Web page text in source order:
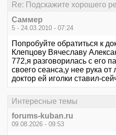
Re: Подскажите хорошего
Саммер
5 - 24.03.2010 - 07:24
Попробуйте обратиться к
Клепцову Вячеславу
772,я разговорилась с его
своего сеанса,у нее рука от
доктор ей иголки ставил-
Интересные темы
forums-kuban.ru
09.08.2026 - 09:53